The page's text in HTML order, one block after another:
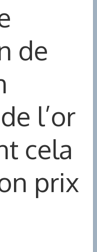
de
l’or
cela
prix